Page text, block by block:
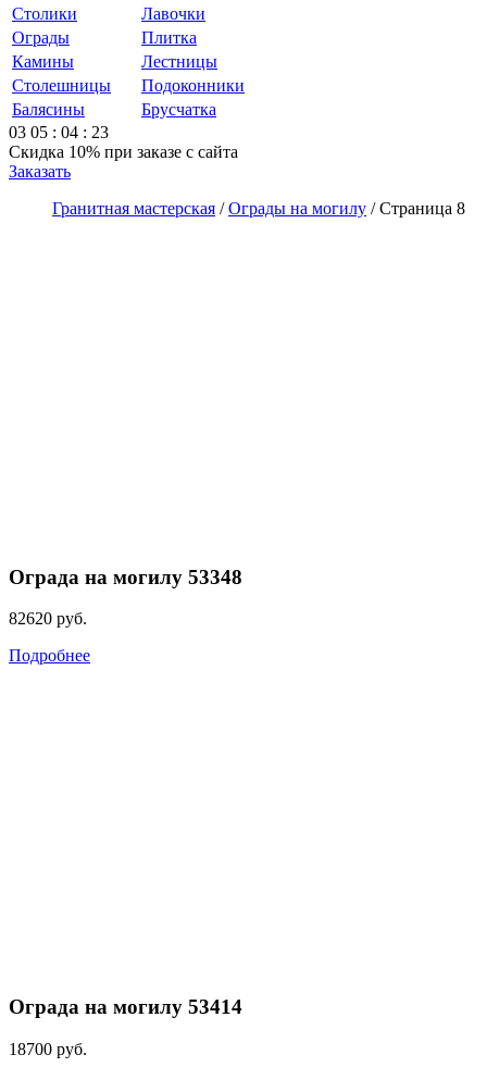
Столики
Лавочки
Ограды
Плитка
Камины
Лестницы
Столешницы
Подоконники
Балясины
Брусчатка
03 05 : 04 : 23
Скидка 10% при заказе с сайта
Заказать
Гранитная мастерская /Ограды на могилу /Страница 8
Ограда на могилу 53348
82620 руб.
Подробнее
Ограда на могилу 53414
18700 руб.